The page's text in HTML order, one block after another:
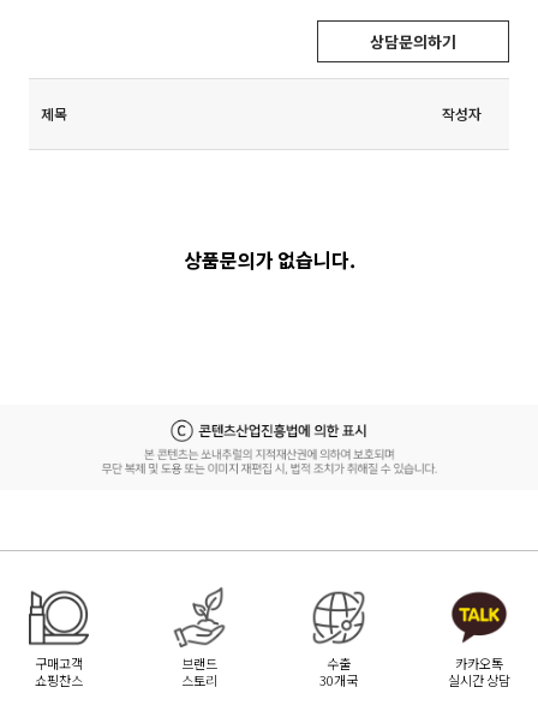
상담문의하기
제목 작성자
상품문의가 없습니다.
구매고객
쇼핑찬스
브랜드
스토리
수출
30개국
카카오톡
실시간 상담